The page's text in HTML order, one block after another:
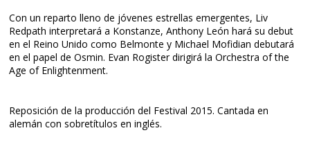
Con un reparto lleno de jóvenes estrellas emergentes, Liv
Redpath interpretará a Konstanze, Anthony León hará su debut
en el Reino Unido como Belmonte y Michael Mofidian debutará
en el papel de Osmin. Evan Rogister dirigirá la Orchestra of the
Age of Enlightenment.
Reposición de la producción del Festival 2015. Cantada en
alemán con sobretítulos en inglés.